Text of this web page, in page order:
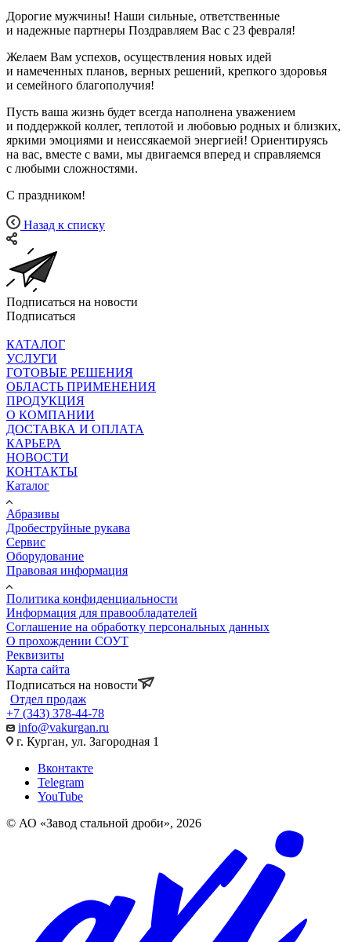
Дорогие мужчины! Наши сильные, ответственные
и надежные партнеры Поздравляем Вас с 23 февраля!
Желаем Вам успехов, осуществления новых идей
и намеченных планов, верных решений, крепкого здоровья
и семейного благополучия!
Пусть ваша жизнь будет всегда наполнена уважением
и поддержкой коллег, теплотой и любовью родных и близких,
яркими эмоциями и неиссякаемой энергией! Ориентируясь
на вас, вместе с вами, мы двигаемся вперед и справляемся
с любыми сложностями.
С праздником!
Назад к списку
Подписаться на новости
Подписаться
КАТАЛОГ
УСЛУГИ
ГОТОВЫЕ РЕШЕНИЯ
ОБЛАСТЬ ПРИМЕНЕНИЯ
ПРОДУКЦИЯ
О КОМПАНИИ
ДОСТАВКА И ОПЛАТА
КАРЬЕРА
НОВОСТИ
КОНТАКТЫ
Каталог
Абразивы
Дробеструйные рукава
Сервис
Оборудование
Правовая информация
Политика конфиденциальности
Информация для правообладателей
Соглашение на обработку персональных данных
О прохождении СОУТ
Реквизиты
Карта сайта
Подписаться на новости
Отдел продаж
+7 (343) 378-44-78
info@vakurgan.ru
г. Курган, ул. Загородная 1
Вконтакте
Telegram
YouTube
© АО «Завод стальной дроби», 2026